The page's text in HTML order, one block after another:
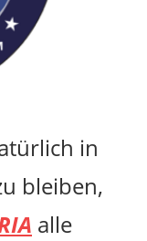
in
bleiben,
alle